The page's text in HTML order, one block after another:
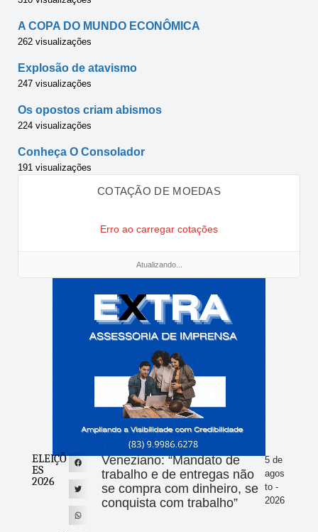
A COPA DO MUNDO ECONÔMICA
262 visualizações
Explosão de atavismo
247 visualizações
Os opostos criam abismos
224 visualizações
Conheça O Consolador
191 visualizações
COTAÇÃO DE MOEDAS
Erro ao carregar cotações
Atualizando...
ELEIÇÕ
ES
2026
Veneziano: “Mandato de
trabalho e de entregas não
se compra com dinheiro, se
conquista com trabalho”
5 de
agos
to -
2026